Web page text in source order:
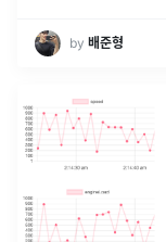
by 배준형